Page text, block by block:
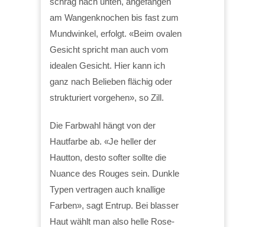
am Wangenknochen bis fast zum
Mundwinkel, erfolgt. «Beim ovalen
Gesicht spricht man auch vom
idealen Gesicht. Hier kann ich
ganz nach Belieben flächig oder
strukturiert vorgehen», so Zill.
Die Farbwahl hängt von der
Hautfarbe ab. «Je heller der
Hautton, desto softer sollte die
Nuance des Rouges sein. Dunkle
Typen vertragen auch knallige
Farben», sagt Entrup. Bei blasser
Haut wählt man also helle Rose-